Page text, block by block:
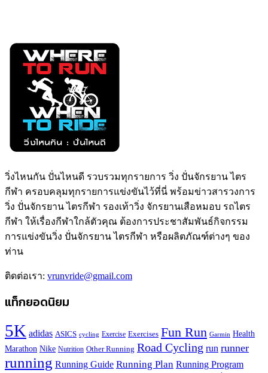
วิ่งไหนกัน ปั่นไหนดี รวบรวมทุกรายการ วิ่ง ปั่นจักรยาน ไตร
กีฬา ครอบคลุมทุกรายการแข่งขันไว้ที่นี่ พร้อมข่าวสารวงการ
วิ่ง ปั่นจักรยาน ไตรกีฬา รองเท้าวิ่ง จักรยานเสือหมอบ รถไตร
กีฬา ให้เรื่องกีฬาใกล้ตัวคุณ ต้องการประชาสัมพันธ์กิจกรรม
การแข่งขันวิ่ง ปั่นจักรยาน ไตรกีฬา หรือผลิตภัณฑ์ต่างๆ ของ
ท่าน
ติดต่อเรา: vrunvride@gmail.com
แท็กยอดนิยม
5K adidas ASICS cycling Exercise Exercises Fun Run Garmin Health
Marathon Nike Nutrition Other Running Road Cycling run runner
running Running Guide Running Plan Running Program